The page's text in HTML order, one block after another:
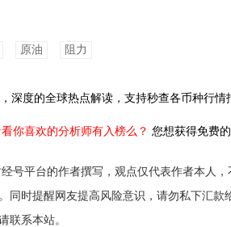
原油 阻力
深度的全球热点解读， 支持秒查各币种行情
你喜欢的分析师有入榜么？ 您想获得免费
号平台的作者撰写，观点仅代表作者本人
同时提醒网友提高风险意识，请勿私下汇
联系本站。